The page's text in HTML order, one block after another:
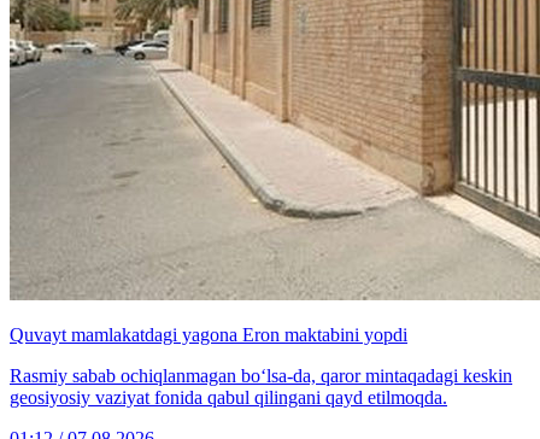
Quvayt mamlakatdagi yagona Eron maktabini yopdi
Rasmiy sabab ochiqlanmagan bo‘lsa-da, qaror mintaqadagi keskin
geosiyosiy vaziyat fonida qabul qilingani qayd etilmoqda.